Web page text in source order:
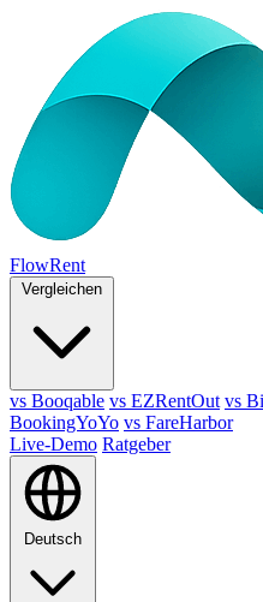
FlowRent
Vergleichen
vs Booqable vs EZRentOut vs
BookingYoYo vs FareHarbor
Live-Demo Ratgeber
Deutsch